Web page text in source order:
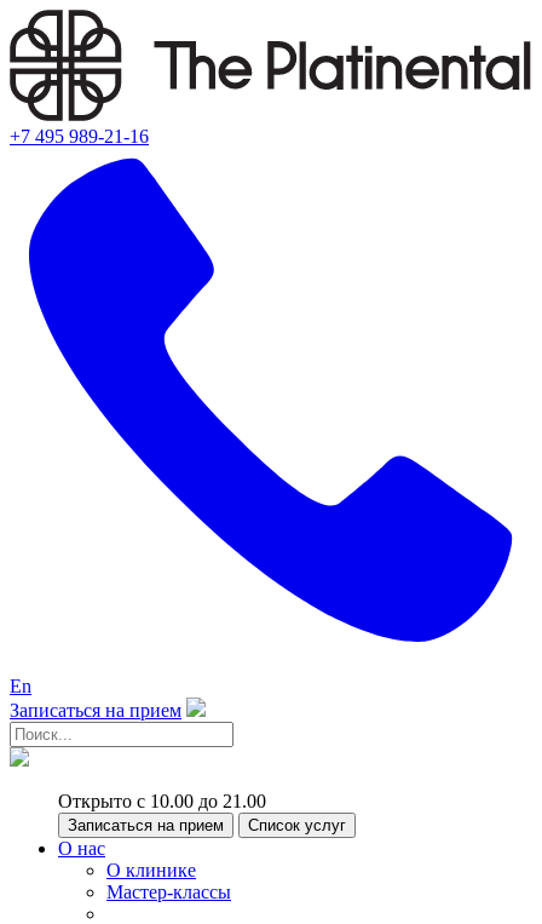
+7 495 989-21-16
En
Записаться на прием
Открыто с 10.00 до 21.00
Записаться на прием Список услуг
О нас
О клинике
Мастер-классы